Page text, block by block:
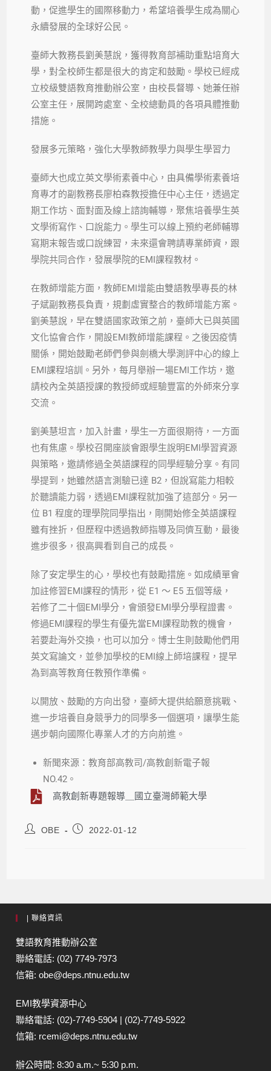
動，促進學生的國際移動力，希望培養學生成為關心
永續發展的全球好公民。
臺師大教務長劉美慧說，獲得教育部補助重點培育大
學，對全校師生都是很大的肯定和鼓勵。學校已經成
立校級雙語教育推動辦公室，由校長督導、她兼任辦
公室主任，展開跨處室、全校總動員的各項具體推動
措施。
發展多元策略，強化大學教師教學力與學生學習力
臺師大也成立英文學術素養中心，由具備學術素養培
育專才的副教務長廖柏森教授擔任中心主任，透過定
期工作坊、面對面及線上諮詢輔導，聚焦培養學生英
文學術寫作、口說能力。學生可以線上預約老師輔導
寫期末報告或口說練習，未來還會聘請專業師資，跟
學院共同合作，發展學院的EMI課程教材。
在教師增能方面，教師EMI增能由雙語教學專長的林
子斌副教務長負責，規劃虛實整合的教師增能方案。
劉美慧說，早在雙語國家政策之前，臺師大已與英國
文化協會合作，開設EMI教師增能課程。之後因疫情
關係，開始鼓勵老師們參與劍橋大學測評中心的線上
EMI課程培訓。另外，每月舉辦一場EMI工作坊，邀
請校內全英語授課的教授師或經驗豐富的外師來分享
交流。
劉美慧坦言，加入計畫，學生一方面很期待，一方面
也有焦慮。學校召開座談會跟學生說明EMI學習資源
與策略，邀請修過全英語課程的同學經驗分享。有同
學提到，她雖然語言測驗已達 B2，但說寫能力相較
於聽讀能力弱，透過EMI課程就加強了這部分。另一
位 B1 程度的理學院同學指出，剛開始修全英語課程
雖有挫折，但歷程中透過教師指導及同儕互動，最後
進步很多，很高興看到自己的成長。
除了安定學生的心，學校也有鼓勵措施。如成績單會
加註修習EMI課程的情形，從 E1 ～ E5 五個等級，
若修了二十個EMI學分，會頒發EMI學分學程證書。
修過EMI課程的學生有優先當EMI課程助教的機會，
若要赴海外交換，也可以加分。博士生則鼓勵他們用
英文寫論文，並參加學校的EMI線上師培課程，提早
為到高等教育任教預作準備。
以開放、鼓勵的方向出發，臺師大提供給願意挑戰、
進一步培養自身競爭力的同學多一個選項，讓學生能
邁步朝向國際化專業人才的方向前進。
新聞來源：教育部高教司/高教創新電子報
NO.42。
高教創新專題報導＿國立臺灣師範大學
OBE 2022-01-12
| 聯絡資訊
雙語教育推動辦公室
聯絡電話: (02) 7749-7973
信箱: obe@deps.ntnu.edu.tw
EMI教學資源中心
聯絡電話: (02)-7749-5904 | (02)-7749-5922
信箱: rcemi@deps.ntnu.edu.tw
辦公時間: 8:30 a.m.~ 5:30 p.m.